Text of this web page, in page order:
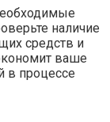
наличие
средств и
ваше
в процессе